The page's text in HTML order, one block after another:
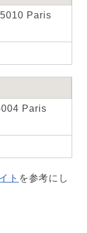
Paris
Paris
ト を参考にし